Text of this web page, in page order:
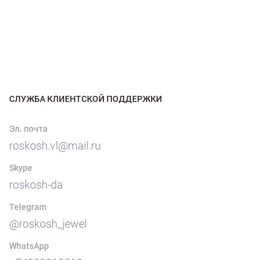
СЛУЖБА КЛИЕНТСКОЙ ПОДДЕРЖКИ
Эл. почта
roskosh.vl@mail.ru
Skype
roskosh-da
Telegram
@roskosh_jewel
WhatsApp